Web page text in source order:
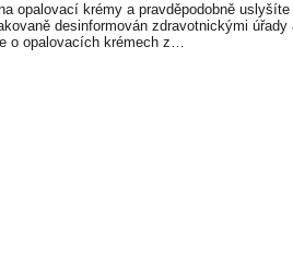
opalovací krémy a pravděpodobně
desinformován zdravotnickými
o opalovacích krémech z…